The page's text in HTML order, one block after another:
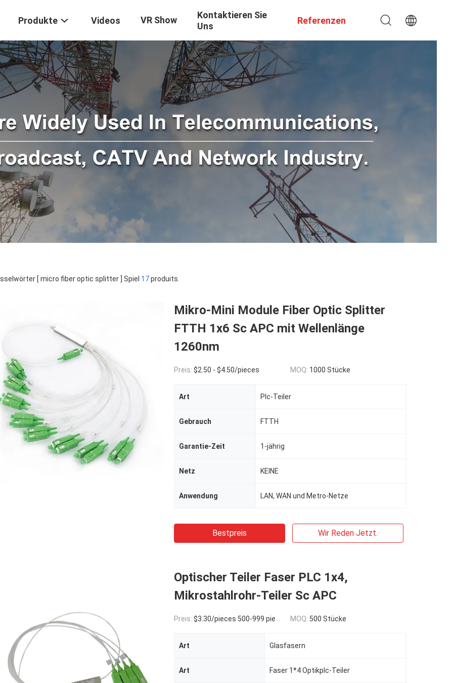
Produkte Videos VR Show
Kontaktieren Sie
Uns
Referenzen
[ micro fiber optic splitter ] Spiel 17produits.
Mikro-Mini Module Fiber Optic Splitter
FTTH 1x6 Sc APC mit Wellenlänge
1260nm
Preis: $2.50 - $4.50/pieces MOQ: 1000 Stücke
Art Plc-Teiler
Gebrauch FTTH
Garantie-Zeit 1-jährig
Netz KEINE
Anwendung LAN, WAN und Metro-Netze
Bestpreis Wir Reden Jetzt.
Optischer Teiler Faser PLC 1x4,
Mikrostahlrohr-Teiler Sc APC
Preis: $3.30/pieces 500-999 pieces MOQ: 500 Stücke
Art Glasfasern
Art Faser 1*4 Optikplc-Teiler